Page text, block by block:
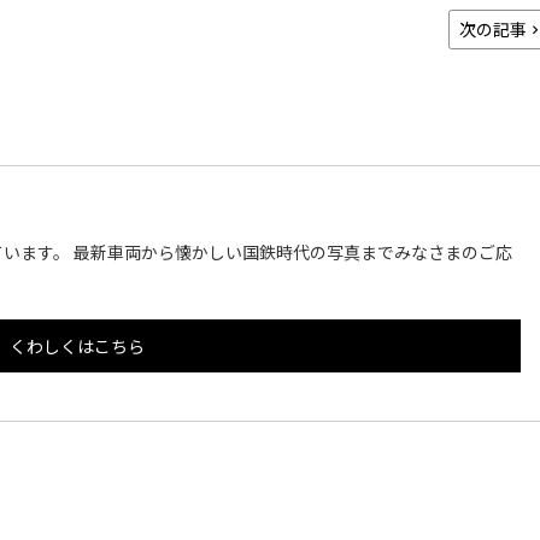
次の記事
ます。 最新車両から懐かしい国鉄時代の写真までみなさまのご応
くわしくはこちら